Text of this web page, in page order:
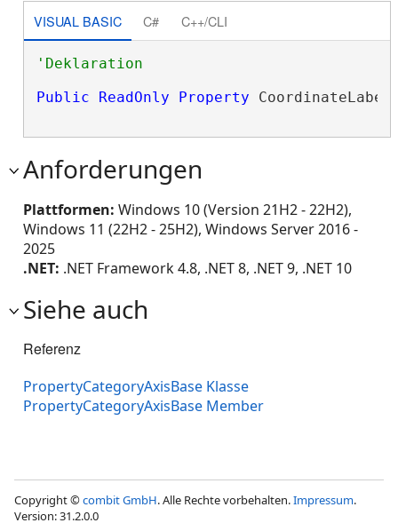
VISUAL BASIC C# C++/CLI
Public
ReadOnly Property
Anforderungen
Plattformen: Windows 10 (Version 21H2 - 22H2),
Windows 11 (22H2 - 25H2), Windows Server 2016 -
2025
.NET: .NET Framework 4.8, .NET 8, .NET 9, .NET 10
Siehe auch
Referenz
PropertyCategoryAxisBase Klasse
PropertyCategoryAxisBase Member
Copyright ©combit GmbH. Alle Rechte vorbehalten.Impressum.
Version: 31.2.0.0